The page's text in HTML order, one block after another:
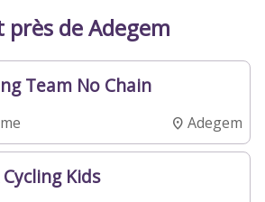
près de Adegem
Team No Chain
Adegem
Cycling Kids